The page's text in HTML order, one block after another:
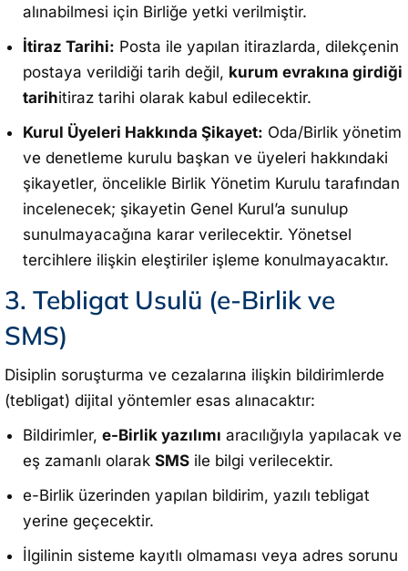
alınabilmesi için Birliğe yetki verilmiştir.
İtiraz Tarihi: Posta ile yapılan itirazlarda, dilekçenin
postaya verildiği tarih değil, kurum evrakına girdiği
tarihitiraz tarihi olarak kabul edilecektir.
Kurul Üyeleri Hakkında Şikayet: Oda/Birlik yönetim
ve denetleme kurulu başkan ve üyeleri hakkındaki
şikayetler, öncelikle Birlik Yönetim Kurulu tarafından
incelenecek; şikayetin Genel Kurul’a sunulup
sunulmayacağına karar verilecektir. Yönetsel
tercihlere ilişkin eleştiriler işleme konulmayacaktır.
3. Tebligat Usulü (e-Birlik ve
SMS)
Disiplin soruşturma ve cezalarına ilişkin bildirimlerde
(tebligat) dijital yöntemler esas alınacaktır:
Bildirimler, e-Birlik yazılımı aracılığıyla yapılacak ve
eş zamanlı olarak SMS ile bilgi verilecektir.
e-Birlik üzerinden yapılan bildirim, yazılı tebligat
yerine geçecektir.
İlgilinin sisteme kayıtlı olmaması veya adres sorunu